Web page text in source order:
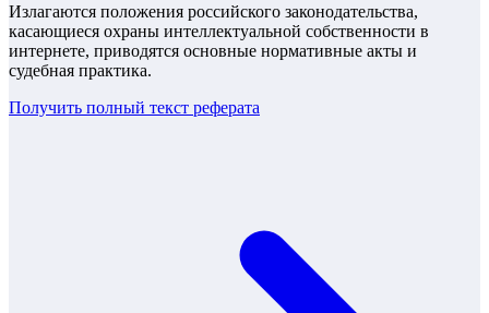
Излагаются положения российского законодательства,
касающиеся охраны интеллектуальной собственности в
интернете, приводятся основные нормативные акты и
судебная практика.
Получить полный текст реферата